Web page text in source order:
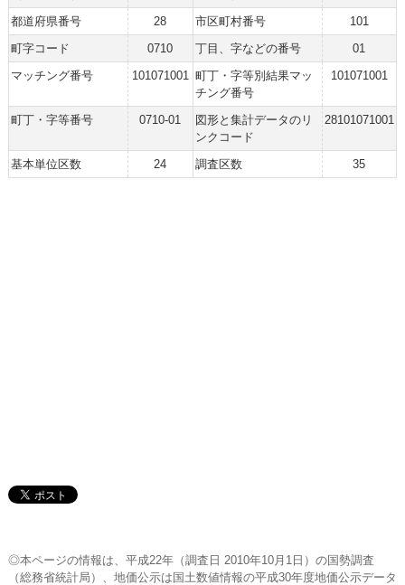
都道府県番号
28 市区町村番号
101
町字コード
0710 丁目、字などの番号
01
マッチング番号
101071001 町丁・字等別結果マッ
チング番号
101071001
町丁・字等番号 0710-01
図形と集計データのリ
ンクコード
28101071001
基本単位区数 24 調査区数 35
◎本ページの情報は、平成22年（調査日 2010年10月1日）の国勢調査
（総務省統計局）、地価公示は国土数値情報の平成30年度地価公示データ